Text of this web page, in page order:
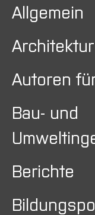
Allgemein
Architektur
Autoren
Bau- und
Berichte